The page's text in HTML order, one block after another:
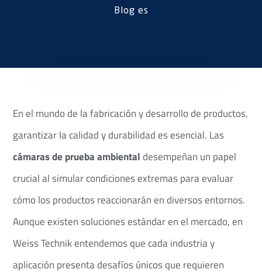
Blog es
En el mundo de la fabricación y desarrollo de productos,
garantizar la calidad y durabilidad es esencial. Las
cámaras de prueba ambiental desempeñan un papel
crucial al simular condiciones extremas para evaluar
cómo los productos reaccionarán en diversos entornos.
Aunque existen soluciones estándar en el mercado, en
Weiss Technik entendemos que cada industria y
aplicación presenta desafíos únicos que requieren